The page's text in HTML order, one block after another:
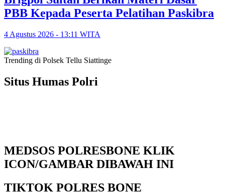
PBB Kepada Peserta Pelatihan Paskibra
4 Agustus 2026 - 13:11 WITA
Trending di Polsek Tellu Siattinge
Situs Humas Polri
MEDSOS POLRESBONE KLIK
ICON/GAMBAR DIBAWAH INI
TIKTOK POLRES BONE